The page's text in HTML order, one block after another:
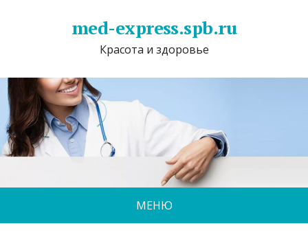
med-express.spb.ru
Красота и здоровье
МЕНЮ